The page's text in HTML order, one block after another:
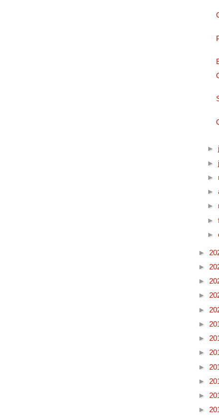
►
►
►
►
►
►
►
►
►
►
►
►
►
►
►
►
►
►
►